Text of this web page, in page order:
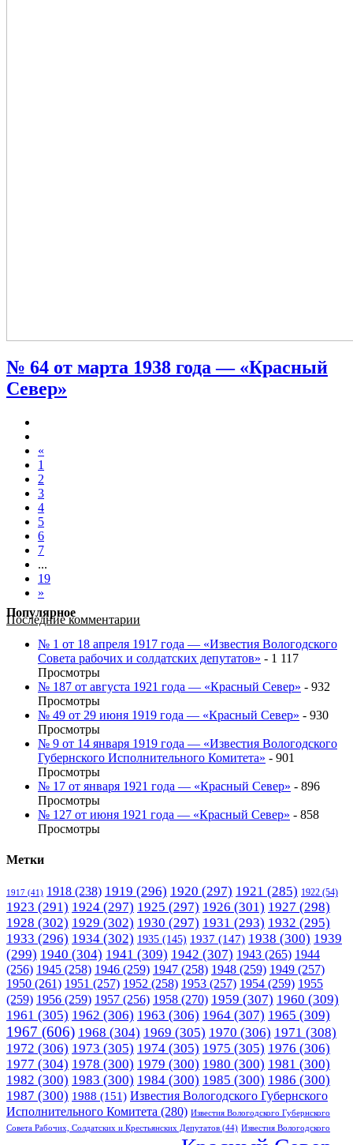
№ 64 от марта 1938 года — «Красный
Север»
«
1
2
3
4
5
6
7
...
19
»
Последние комментарии
Популярное
№ 1 от 18 апреля 1917 года — «Известия Вологодского
Совета рабочих и солдатских депутатов» - 1 117
Просмотры
№ 187 от августа 1921 года — «Красный Север» - 932
Просмотры
№ 49 от 29 июня 1919 года — «Красный Север» - 930
Просмотры
№ 9 от 14 января 1919 года — «Известия Вологодского
Губернского Исполнительного Комитета» - 901
Просмотры
№ 17 от января 1921 года — «Красный Север» - 896
Просмотры
№ 127 от июня 1921 года — «Красный Север» - 858
Просмотры
Метки
1917 (41) 1918 (238) 1919 (296) 1920 (297) 1921 (285) 1922 (54)
1923 (291) 1924 (297) 1925 (297) 1926 (301) 1927 (298)
1928 (302) 1929 (302) 1930 (297) 1931 (293) 1932 (295)
1933 (296) 1934 (302) 1935 (145) 1937 (147) 1938 (300) 1939
(299) 1940 (304) 1941 (309) 1942 (307) 1943 (265) 1944
(256) 1945 (258) 1946 (259) 1947 (258) 1948 (259) 1949 (257)
1950 (261) 1951 (257) 1952 (258) 1953 (257) 1954 (259) 1955
(259) 1956 (259) 1957 (256) 1958 (270) 1959 (307) 1960 (309)
1961 (305) 1962 (306) 1963 (306) 1964 (307) 1965 (309)
1967 (606) 1968 (304) 1969 (305) 1970 (306) 1971 (308)
1972 (306) 1973 (305) 1974 (305) 1975 (305) 1976 (306)
1977 (304) 1978 (300) 1979 (300) 1980 (300) 1981 (300)
1982 (300) 1983 (300) 1984 (300) 1985 (300) 1986 (300)
1987 (300) 1988 (151) Известия Вологодского Губернского
Исполнительного Комитета (280) Известия Вологодского Губернского
Совета Рабочих, Солдатских и Крестьянских Депутатов (44) Известия Вологодского